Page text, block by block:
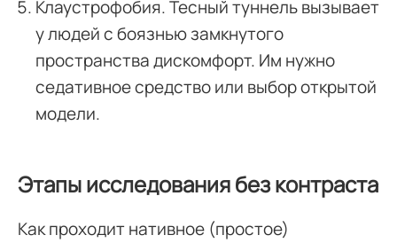
Клаустрофобия. Тесный туннель вызывает
у людей с боязнью замкнутого
пространства дискомфорт. Им нужно
седативное средство или выбор открытой
модели.
Этапы исследования без контраста
Как проходит нативное (простое)